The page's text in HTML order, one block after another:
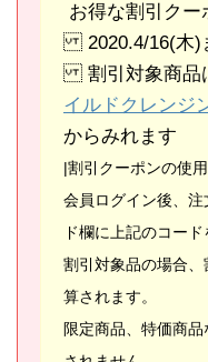
お得な割引ク
2020.4/16(木)
割引対象商品
イルドクレンジ
からみれます
|割引クーポンの使
会員ログイン後、
ド欄に上記のコード
割引対象品の場合
算されます。
限定商品、特価商